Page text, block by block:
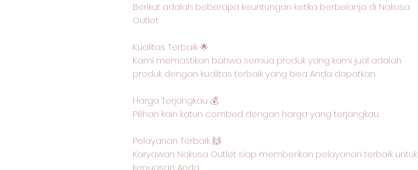
Berikut adalah beberapa keuntungan ketika berbelanja di Nakusa
Outlet:
Kualitas Terbaik 🌟
Kami memastikan bahwa semua produk yang kami jual adalah
produk dengan kualitas terbaik yang bisa Anda dapatkan.
Harga Terjangkau 💰
Pilihan kain katun combed dengan harga yang terjangkau.
Pelayanan Terbaik 🙌
Karyawan Nakusa Outlet siap memberikan pelayanan terbaik untuk
kepuasan Anda.